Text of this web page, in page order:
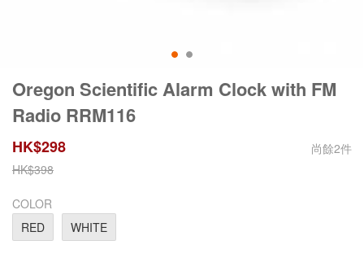
Oregon Scientific Alarm Clock with FM
Radio RRM116
HK$298 尚餘2件
HK$398
COLOR
RED
WHITE